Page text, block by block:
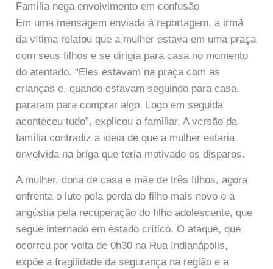
Família nega envolvimento em confusão
Em uma mensagem enviada à reportagem, a irmã
da vítima relatou que a mulher estava em uma praça
com seus filhos e se dirigia para casa no momento
do atentado. “Eles estavam na praça com as
crianças e, quando estavam seguindo para casa,
pararam para comprar algo. Logo em seguida
aconteceu tudo”, explicou a familiar. A versão da
família contradiz a ideia de que a mulher estaria
envolvida na briga que teria motivado os disparos.
A mulher, dona de casa e mãe de três filhos, agora
enfrenta o luto pela perda do filho mais novo e a
angústia pela recuperação do filho adolescente, que
segue internado em estado crítico. O ataque, que
ocorreu por volta de 0h30 na Rua Indianápolis,
expõe a fragilidade da segurança na região e a